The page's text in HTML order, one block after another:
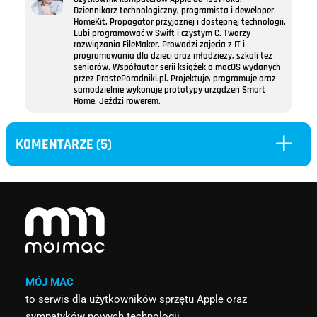
Dziennikarz technologiczny, programista i deweloper
HomeKit. Propagator przyjaznej i dostępnej technologii.
Lubi programować w Swift i czystym C. Tworzy
rozwiązania FileMaker. Prowadzi zajęcia z IT i
programowania dla dzieci oraz młodzieży, szkoli też
seniorów. Współautor serii książek o macOS wydanych
przez ProstePoradniki.pl. Projektuje, programuje oraz
samodzielnie wykonuje prototypy urządzeń Smart
Home. Jeździ rowerem.
KOMENTARZE (5) L
MÓJ MAC
to serwis dla użytkowników sprzętu Apple oraz